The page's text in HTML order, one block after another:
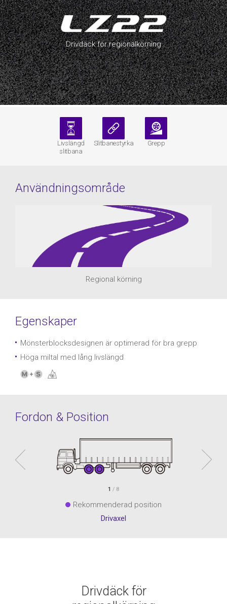
Drivdäck för regionalkörning
Livslängd
slitbana
Slitbanestyrka Grepp
Användningsområde
Regional körning
Egenskaper
Mönsterblocksdesignen är optimerad för bra grepp
Höga miltal med lång livslängd
Fordon & Position
1 / 8
Rekommenderad position
Drivaxel
Drivdäck för